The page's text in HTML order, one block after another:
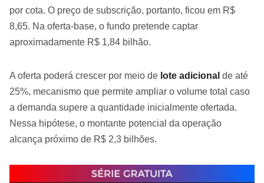
por cota. O preço de subscrição, portanto, ficou em R$
8,65. Na oferta-base, o fundo pretende captar
aproximadamente R$ 1,84 bilhão.
A oferta poderá crescer por meio de lote adicional de até
25%, mecanismo que permite ampliar o volume total caso
a demanda supere a quantidade inicialmente ofertada.
Nessa hipótese, o montante potencial da operação
alcança próximo de R$ 2,3 bilhões.